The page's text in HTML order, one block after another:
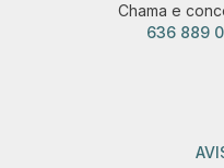
Chama e
636 889